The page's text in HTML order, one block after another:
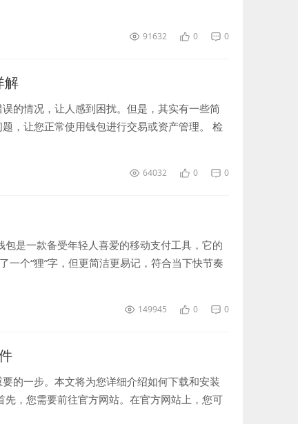
91632 0 0
解
的情况，让人感到困扰。但是，其实有一些简
，让您正常使用钱包进行交易或资产管理。 检
64032 0 0
是一款备受年轻人喜爱的移动支付工具，它的
一个“狸”字，但更简洁更易记，符合当下快节奏
149945 0 0
的一步。本文将为您详细介绍如何下载和安装
，您需要前往官方网站。在官方网站上，您可